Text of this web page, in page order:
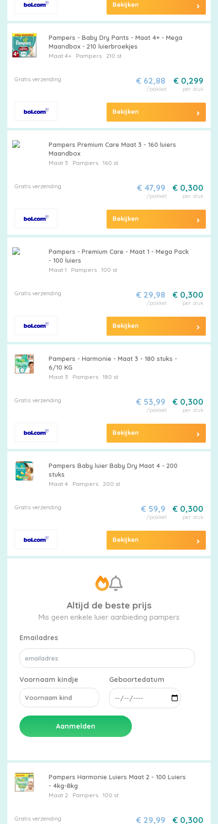
Bekijken
Pampers - Baby Dry Pants - Maat 4+ - Mega
Maandbox - 210 luierbroekjes
Maat 4+ Pampers210 st
Gratis verzending € 0,299
per stuk
€ 62,88
/pakket
Bekijken
Pampers Premium Care Maat 3 - 160 luiers
Maandbox
Maat 3 Pampers160 st
Gratis verzending € 0,300
per stuk
€ 47,99
/pakket
Bekijken
Pampers - Premium Care - Maat 1 - Mega Pack
- 100 luiers
Maat 1 Pampers100 st
Gratis verzending € 0,300
per stuk
€ 29,98
/pakket
Bekijken
Pampers - Harmonie - Maat 3 - 180 stuks -
6/10 KG
Maat 3 Pampers180 st
Gratis verzending € 0,300
per stuk
€ 53,99
/pakket
Bekijken
Pampers Baby luier Baby Dry Maat 4 - 200
stuks
Maat 4 Pampers200 st
Gratis verzending € 0,300
per stuk
€ 59,9
/pakket
Bekijken
Altijd de beste prijs
Mis geen enkele luier aanbieding pampers
Emailadres
Voornaam kindje Geboortedatum
Aanmelden
Pampers Harmonie Luiers Maat 2 - 100 Luiers
- 4kg-8kg
Maat 2 Pampers100 st
Gratis verzending € 0,300
€ 29,99